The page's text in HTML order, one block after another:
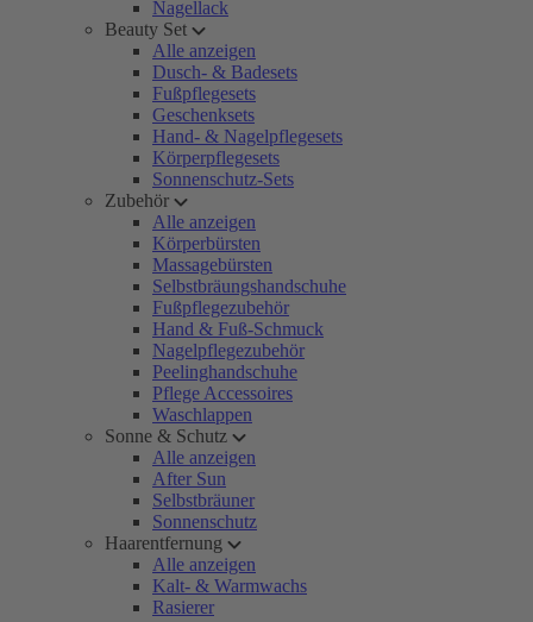
Nagellack
Beauty Set
Alle anzeigen
Dusch- & Badesets
Fußpflegesets
Geschenksets
Hand- & Nagelpflegesets
Körperpflegesets
Sonnenschutz-Sets
Zubehör
Alle anzeigen
Körperbürsten
Massagebürsten
Selbstbräungshandschuhe
Fußpflegezubehör
Hand & Fuß-Schmuck
Nagelpflegezubehör
Peelinghandschuhe
Pflege Accessoires
Waschlappen
Sonne & Schutz
Alle anzeigen
After Sun
Selbstbräuner
Sonnenschutz
Haarentfernung
Alle anzeigen
Kalt- & Warmwachs
Rasierer